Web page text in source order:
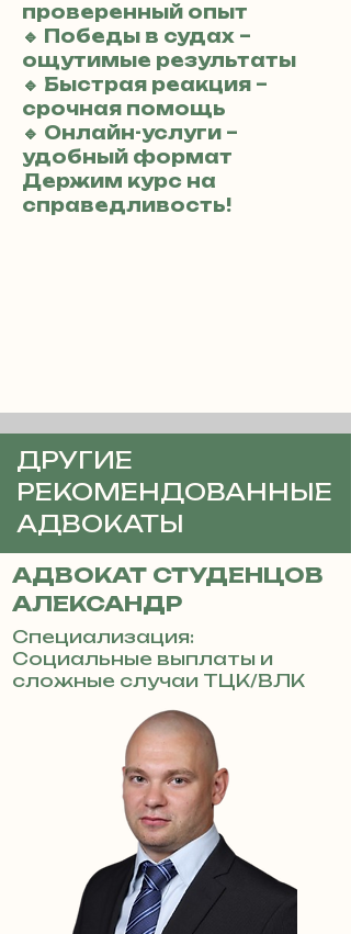
проверенный опыт
🔹 Победы в судах –
ощутимые результаты
🔹 Быстрая реакция –
срочная помощь
🔹 Онлайн-услуги –
удобный формат
Держим курс на
справедливость!
ДРУГИЕ
РЕКОМЕНДОВАННЫЕ
АДВОКАТЫ
АДВОКАТ СТУДЕНЦОВ
АЛЕКСАНДР
Специализация:
Социальные выплаты и
сложные случаи ТЦК/ВЛК